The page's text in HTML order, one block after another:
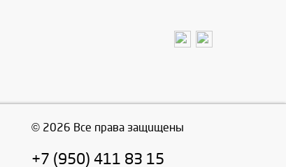
© 2026 Все права защищены
+7 (950) 411 83 15